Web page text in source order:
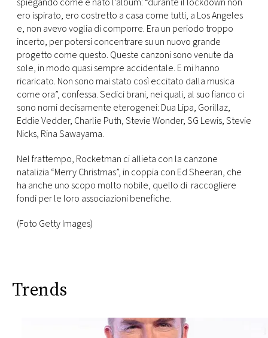
ero ispirato, ero costretto a casa come tutti, a Los Angeles
e, non avevo voglia di comporre. Era un periodo troppo
incerto, per potersi concentrare su un nuovo grande
progetto come questo. Queste canzoni sono venute da
sole, in modo quasi sempre accidentale. E mi hanno
ricaricato. Non sono mai stato così eccitato dalla musica
come ora”, confessa. Sedici brani, nei quali, al suo fianco ci
sono nomi decisamente eterogenei: Dua Lipa, Gorillaz,
Eddie Vedder, Charlie Puth, Stevie Wonder, SG Lewis, Stevie
Nicks, Rina Sawayama.
Nel frattempo, Rocketman ci allieta con la canzone
natalizia “Merry Christmas”, in coppia con Ed Sheeran, che
ha anche uno scopo molto nobile, quello di raccogliere
fondi per le loro associazioni benefiche.
(Foto Getty Images)
Trends